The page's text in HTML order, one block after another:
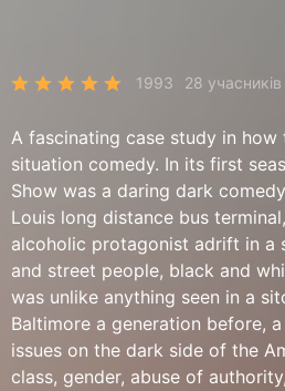
1993 28 учасників
A fascinating case study in
situation comedy. In its first
Show was a daring dark
Louis long distance bus
alcoholic protagonist adrift in a
and street people, black and
was unlike anything seen in a
Baltimore a generation before,
issues on the dark side of the
class, gender, abuse of